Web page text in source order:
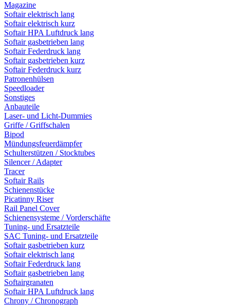
Magazine
Softair elektrisch lang
Softair elektrisch kurz
Softair HPA Luftdruck lang
Softair gasbetrieben lang
Softair Federdruck lang
Softair gasbetrieben kurz
Softair Federdruck kurz
Patronenhülsen
Speedloader
Sonstiges
Anbauteile
Laser- und Licht-Dummies
Griffe / Griffschalen
Bipod
Mündungsfeuerdämpfer
Schulterstützen / Stocktubes
Silencer / Adapter
Tracer
Softair Rails
Schienenstücke
Picatinny Riser
Rail Panel Cover
Schienensysteme / Vorderschäfte
Tuning- und Ersatzteile
SAC Tuning- und Ersatzteile
Softair gasbetrieben kurz
Softair elektrisch lang
Softair Federdruck lang
Softair gasbetrieben lang
Softairgranaten
Softair HPA Luftdruck lang
Chrony / Chronograph